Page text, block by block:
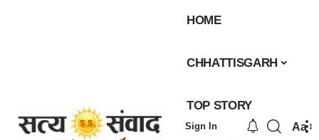
HOME
CHHATTISGARH
TOP STORY
Sign In Aa